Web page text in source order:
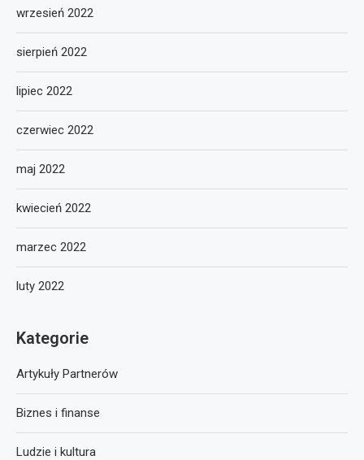
wrzesień 2022
sierpień 2022
lipiec 2022
czerwiec 2022
maj 2022
kwiecień 2022
marzec 2022
luty 2022
Kategorie
Artykuły Partnerów
Biznes i finanse
Ludzie i kultura